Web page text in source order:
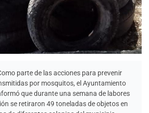
parte de las acciones para prevenir
por mosquitos, el Ayuntamiento
que durante una semana de labores
se retiraron 49 toneladas de objetos en